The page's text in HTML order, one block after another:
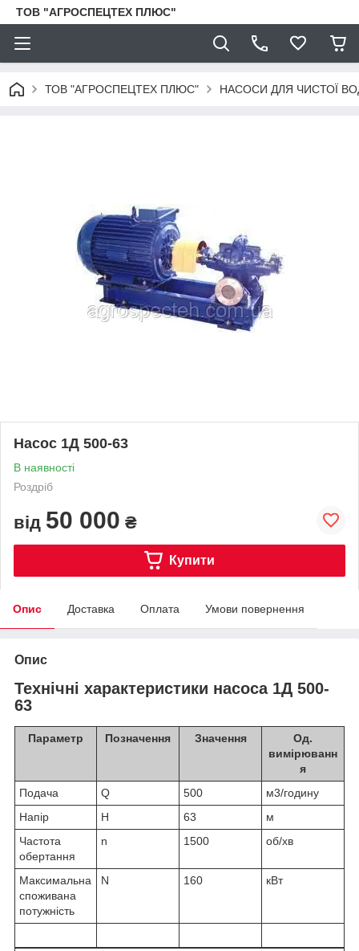
ТОВ "АГРОСПЕЦТЕХ ПЛЮС"
ТОВ "АГРОСПЕЦТЕХ ПЛЮС" НАСОСИ ДЛЯ ЧИСТОЇ
Насос 1Д 500-63
В наявності
Роздріб
від 50 000 ₴
Купити
Опис Доставка Оплата Умови повернення
Опис
Технічні характеристики насоса 1Д 500-
63
Параметр Позначення Значення
Од.
вимірюванн
я
Подача
Q 500
м3/годину
Напір
H 63
м
Частота
обертання
n 1500 об/хв
Максимальна
споживана
потужність
N 160 кВт